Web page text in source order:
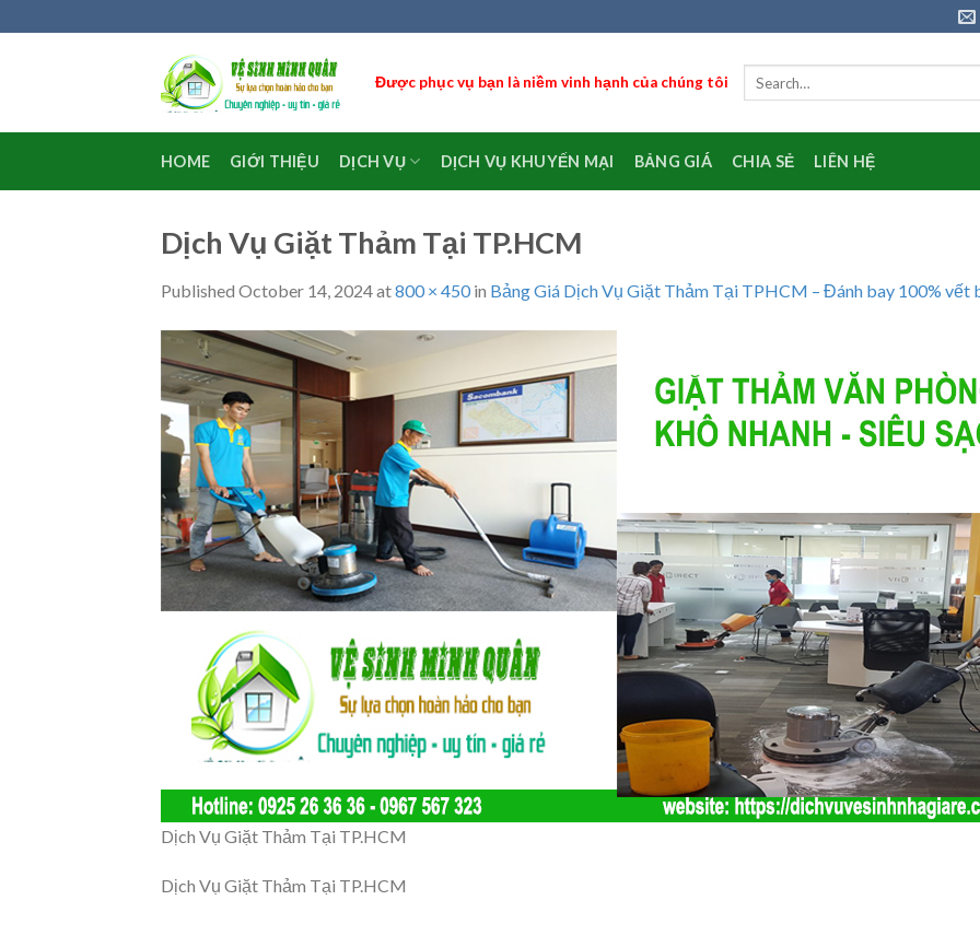
to
Được phục vụ bạn là niềm vinh hạnh của chúng tôi
HOME GIỚI THIỆU DỊCH VỤ DỊCH VỤ KHUYẾN MẠI BẢNG GIÁ CHIA SẺ LIÊN HỆ
Dịch Vụ Giặt Thảm Tại TP.HCM
Published October 14, 2024at800 × 450in Bảng Giá Dịch Vụ Giặt Thảm Tại TPHCM – Đánh bay 100% vết
Dịch Vụ Giặt Thảm Tại TP.HCM
Dịch Vụ Giặt Thảm Tại TP.HCM